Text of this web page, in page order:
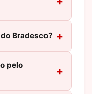
Bradesco?
pelo